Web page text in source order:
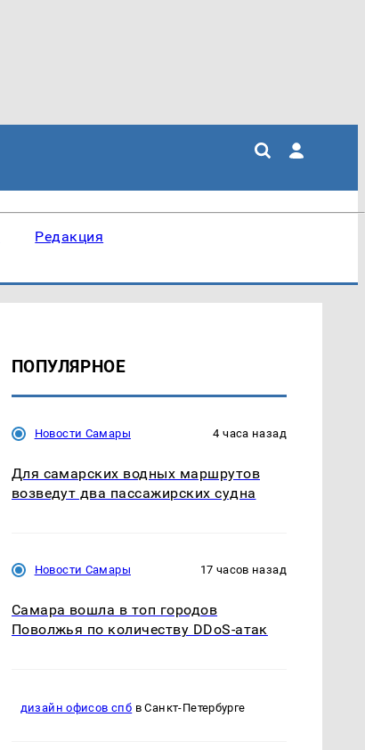
Редакция
ПОПУЛЯРНОЕ
Новости Самары 4 часа назад
Для самарских водных маршрутов
возведут два пассажирских судна
Новости Самары 17 часов назад
Самара вошла в топ городов
Поволжья по количеству DDoS-атак
дизайн офисов спб в Санкт-Петербурге